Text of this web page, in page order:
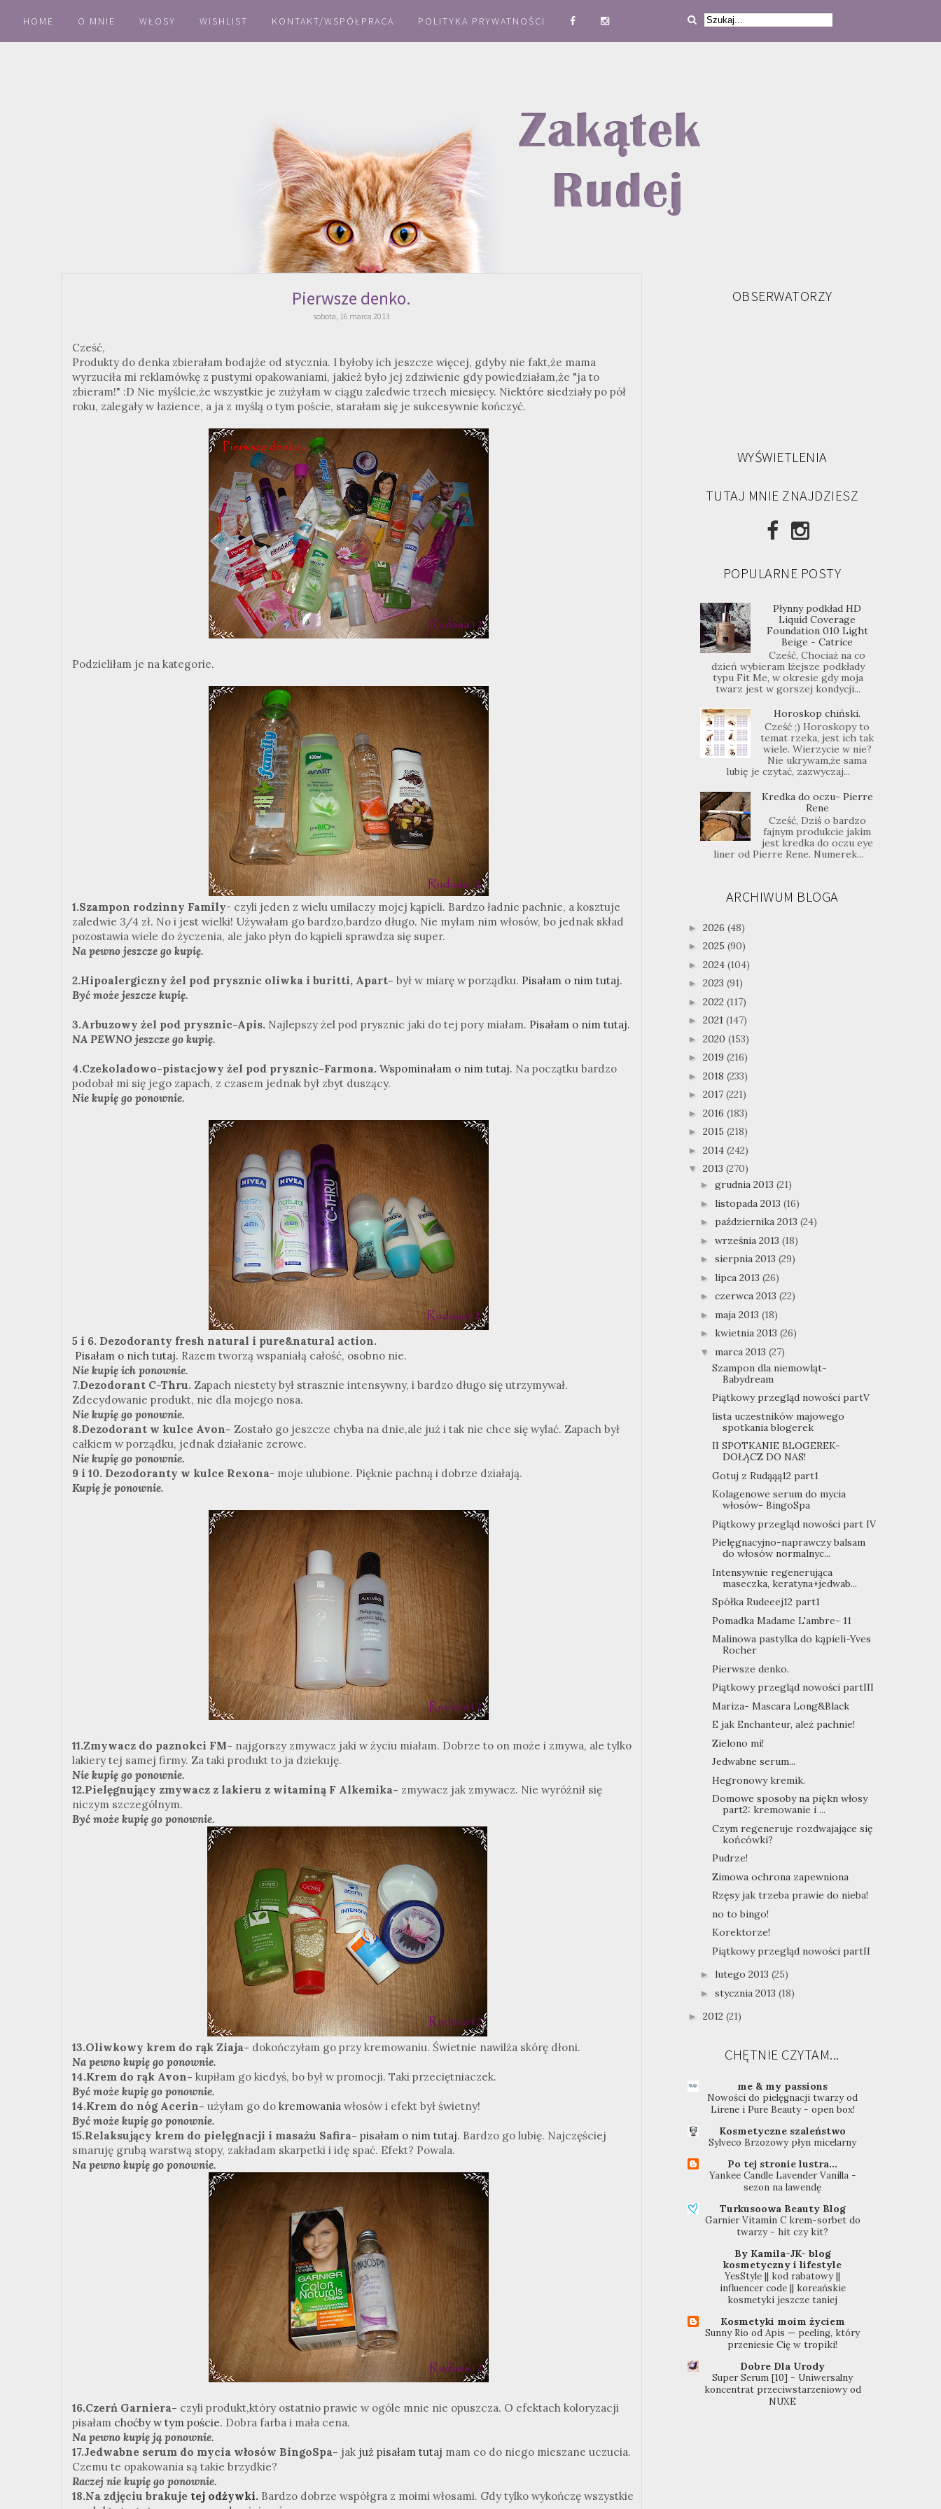
HOME O MNIE WŁOSY WISHLIST KONTAKT/WSPÓŁPRACA POLITYKA PRYWATNOŚCI
Pierwsze denko.
sobota, 16 marca 2013
Cześć,
Produkty do denka zbierałam bodajże od stycznia. I byłoby ich jeszcze więcej, gdyby nie fakt,że mama
wyrzuciła mi reklamówkę z pustymi opakowaniami, jakież było jej zdziwienie gdy powiedziałam,że "ja to
zbieram!" :D Nie myślcie,że wszystkie je zużyłam w ciągu zaledwie trzech miesięcy. Niektóre siedziały po pół
roku, zalegały w łazience, a ja z myślą o tym poście, starałam się je sukcesywnie kończyć.
Podzieliłam je na kategorie.
1.Szampon rodzinny Family- czyli jeden z wielu umilaczy mojej kąpieli. Bardzo ładnie pachnie, a kosztuje
zaledwie 3/4 zł. No i jest wielki! Używałam go bardzo,bardzo długo. Nie myłam nim włosów, bo jednak skład
pozostawia wiele do życzenia, ale jako płyn do kąpieli sprawdza się super.
Na pewno jeszcze go kupię.
2.Hipoalergiczny żel pod prysznic oliwka i buritti, Apart- był w miarę w porządku. Pisałam o nim tutaj.
Być może jeszcze kupię.
3.Arbuzowy żel pod prysznic-Apis. Najlepszy żel pod prysznic jaki do tej pory miałam. Pisałam o nim tutaj.
NA PEWNO jeszcze go kupię.
4.Czekoladowo-pistacjowy żel pod prysznic-Farmona. Wspominałam o nim tutaj. Na początku bardzo
podobał mi się jego zapach, z czasem jednak był zbyt duszący.
Nie kupię go ponownie.
5 i 6. Dezodoranty fresh natural i pure&natural action.
Pisałam o nich tutaj. Razem tworzą wspaniałą całość, osobno nie.
Nie kupię ich ponownie.
7.Dezodorant C-Thru. Zapach niestety był strasznie intensywny, i bardzo długo się utrzymywał.
Zdecydowanie produkt, nie dla mojego nosa.
Nie kupię go ponownie.
8.Dezodorant w kulce Avon- Zostało go jeszcze chyba na dnie,ale już i tak nie chce się wylać. Zapach był
całkiem w porządku, jednak działanie zerowe.
Nie kupię go ponownie.
9 i 10. Dezodoranty w kulce Rexona- moje ulubione. Pięknie pachną i dobrze działają.
Kupię je ponownie.
11.Zmywacz do paznokci FM- najgorszy zmywacz jaki w życiu miałam. Dobrze to on może i zmywa, ale tylko
lakiery tej samej firmy. Za taki produkt to ja dziekuję.
Nie kupię go ponownie.
12.Pielęgnujący zmywacz z lakieru z witaminą F Alkemika- zmywacz jak zmywacz. Nie wyróżnił się
niczym szczególnym.
Być może kupię go ponownie.
13.Oliwkowy krem do rąk Ziaja- dokończyłam go przy kremowaniu. Świetnie nawilża skórę dłoni.
Na pewno kupię go ponownie.
14.Krem do rąk Avon- kupiłam go kiedyś, bo był w promocji. Taki przeciętniaczek.
Być może kupię go ponownie.
14.Krem do nóg Acerin- użyłam go do kremowania włosów i efekt był świetny!
Być może kupię go ponownie.
15.Relaksujący krem do pielęgnacji i masażu Safira- pisałam o nim tutaj. Bardzo go lubię. Najczęściej
smaruję grubą warstwą stopy, zakładam skarpetki i idę spać. Efekt? Powala.
Na pewno kupię go ponownie.
16.Czerń Garniera- czyli produkt,który ostatnio prawie w ogóle mnie nie opuszcza. O efektach koloryzacji
pisałam choćby w tym poście. Dobra farba i mała cena.
Na pewno kupię ją ponownie.
17.Jedwabne serum do mycia włosów BingoSpa- jak już pisałam tutaj mam co do niego mieszane uczucia.
Czemu te opakowania są takie brzydkie?
Raczej nie kupię go ponownie.
18.Na zdjęciu brakuje tej odżywki. Bardzo dobrze współgra z moimi włosami. Gdy tylko wykończę wszystkie
OBSERWATORZY
WYŚWIETLENIA
TUTAJ MNIE ZNAJDZIESZ
POPULARNE POSTY
Płynny podkład HD
Liquid Coverage
Foundation 010 Light
Beige - Catrice
Cześć, Chociaż na co
dzień wybieram lżejsze podkłady
typu Fit Me, w okresie gdy moja
twarz jest w gorszej kondycji...
Horoskop chiński.
Cześć ;) Horoskopy to
temat rzeka, jest ich tak
wiele. Wierzycie w nie?
Nie ukrywam,że sama
lubię je czytać, zazwyczaj...
Kredka do oczu- Pierre
Rene
Cześć, Dziś o bardzo
fajnym produkcie jakim
jest kredka do oczu eye
liner od Pierre Rene. Numerek...
ARCHIWUM BLOGA
► 2026 (48)
► 2025 (90)
► 2024 (104)
► 2023 (91)
► 2022 (117)
► 2021 (147)
► 2020 (153)
► 2019 (216)
► 2018 (233)
► 2017 (221)
► 2016 (183)
► 2015 (218)
► 2014 (242)
▼ 2013 (270)
► grudnia 2013 (21)
► listopada 2013 (16)
► października 2013 (24)
► września 2013 (18)
► sierpnia 2013 (29)
► lipca 2013 (26)
► czerwca 2013 (22)
► maja 2013 (18)
► kwietnia 2013 (26)
▼ marca 2013 (27)
Szampon dla niemowląt-
Babydream
Piątkowy przegląd nowości partV
lista uczestników majowego
spotkania blogerek
II SPOTKANIE BLOGEREK-
DOŁĄCZ DO NAS!
Gotuj z Rudąąą12 part1
Kolagenowe serum do mycia
włosów- BingoSpa
Piątkowy przegląd nowości part IV
Pielęgnacyjno-naprawczy balsam
do włosów normalnyc...
Intensywnie regenerująca
maseczka, keratyna+jedwab...
Spółka Rudeeej12 part1
Pomadka Madame L'ambre- 11
Malinowa pastylka do kąpieli-Yves
Rocher
Pierwsze denko.
Piątkowy przegląd nowości partIII
Mariza- Mascara Long&Black
E jak Enchanteur, ależ pachnie!
Zielono mi!
Jedwabne serum...
Hegronowy kremik.
Domowe sposoby na piękn włosy
part2: kremowanie i ...
Czym regeneruje rozdwajające się
końcówki?
Pudrze!
Zimowa ochrona zapewniona
Rzęsy jak trzeba prawie do nieba!
no to bingo!
Korektorze!
Piątkowy przegląd nowości partII
► lutego 2013 (25)
► stycznia 2013 (18)
► 2012 (21)
CHĘTNIE CZYTAM...
me & my passions
Nowości do pielęgnacji twarzy od
Lirene i Pure Beauty - open box!
Kosmetyczne szaleństwo
Sylveco Brzozowy płyn micelarny
Po tej stronie lustra...
Yankee Candle Lavender Vanilla -
sezon na lawendę
Turkusoowa Beauty Blog
Garnier Vitamin C krem-sorbet do
twarzy - hit czy kit?
By Kamila-JK- blog
kosmetyczny i lifestyle
YesStyle || kod rabatowy ||
influencer code || koreańskie
kosmetyki jeszcze taniej
Kosmetyki moim życiem
Sunny Rio od Apis — peeling, który
przeniesie Cię w tropiki!
Dobre Dla Urody
Super Serum [10] - Uniwersalny
koncentrat przeciwstarzeniowy od
NUXE